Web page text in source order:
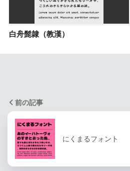
白舟髭隷（教漢）
前の記事
にくまるフォント